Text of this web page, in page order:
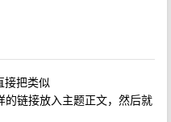
接把类似
的链接放入主题正文，然后就